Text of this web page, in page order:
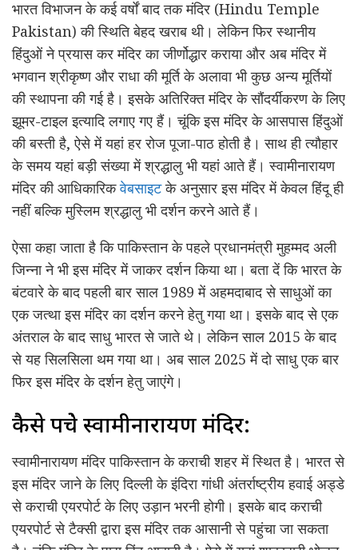
भारत विभाजन के कई वर्षों बाद तक मंदिर (Hindu Temple
Pakistan) की स्थिति बेहद खराब थी। लेकिन फिर स्थानीय
हिंदुओं ने प्रयास कर मंदिर का जीर्णोद्धार कराया और अब मंदिर में
भगवान श्रीकृष्ण और राधा की मूर्ति के अलावा भी कुछ अन्य मूर्तियों
की स्थापना की गई है। इसके अतिरिक्त मंदिर के सौंदर्यीकरण के लिए
झूमर-टाइल इत्यादि लगाए गए हैं। चूंकि इस मंदिर के आसपास हिंदुओं
की बस्ती है, ऐसे में यहां हर रोज पूजा-पाठ होती है। साथ ही त्यौहार
के समय यहां बड़ी संख्या में श्रद्धालु भी यहां आते हैं। स्वामीनारायण
मंदिर की आधिकारिकवेबसाइटके अनुसार इस मंदिर में केवल हिंदू ही
नहीं बल्कि मुस्लिम श्रद्धालु भी दर्शन करने आते हैं।
ऐसा कहा जाता है कि पाकिस्तान के पहले प्रधानमंत्री मुहम्मद अली
जिन्ना ने भी इस मंदिर में जाकर दर्शन किया था। बता दें कि भारत के
बंटवारे के बाद पहली बार साल 1989 में अहमदाबाद से साधुओं का
एक जत्था इस मंदिर का दर्शन करने हेतु गया था। इसके बाद से एक
अंतराल के बाद साधु भारत से जाते थे। लेकिन साल 2015 के बाद
से यह सिलसिला थम गया था। अब साल 2025 में दो साधु एक बार
फिर इस मंदिर के दर्शन हेतु जाएंगे।
कैसे पहुंचे स्वामीनारायण मंदिर:
स्वामीनारायण मंदिर पाकिस्तान के कराची शहर में स्थित है। भारत से
इस मंदिर जाने के लिए दिल्ली के इंदिरा गांधी अंतर्राष्ट्रीय हवाई अड्डे
से कराची एयरपोर्ट के लिए उड़ान भरनी होगी। इसके बाद कराची
एयरपोर्ट से टैक्सी द्वारा इस मंदिर तक आसानी से पहुंचा जा सकता